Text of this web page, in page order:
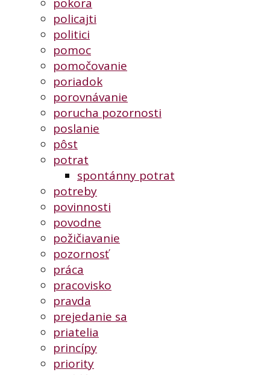
pokora
policajti
politici
pomoc
pomočovanie
poriadok
porovnávanie
porucha pozornosti
poslanie
pôst
potrat
spontánny potrat
potreby
povinnosti
povodne
požičiavanie
pozornosť
práca
pracovisko
pravda
prejedanie sa
priatelia
princípy
priority